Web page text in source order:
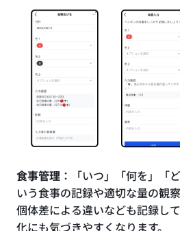
食事管理 ：「いつ」「何を」「
いう食事の記録や適切な量の観
個体差による違いなども記録し
化にも気づきやすくなります。